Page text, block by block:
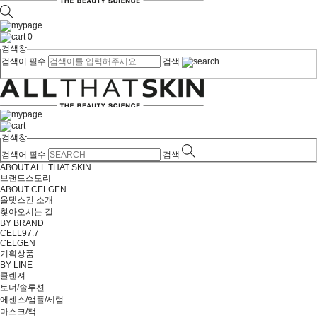
0
검색창
검색어 필수
검색
검색창
검색어 필수
검색
ABOUT ALL THAT SKIN
브랜드스토리
ABOUT CELGEN
올댓스킨 소개
찾아오시는 길
BY BRAND
CELL97.7
CELGEN
기획상품
BY LINE
클렌져
토너/솔루션
에센스/앰플/세럼
마스크/팩